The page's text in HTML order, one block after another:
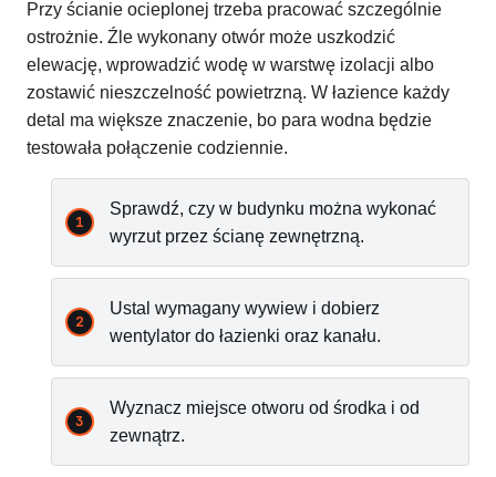
Przy ścianie ocieplonej trzeba pracować szczególnie
ostrożnie. Źle wykonany otwór może uszkodzić
elewację, wprowadzić wodę w warstwę izolacji albo
zostawić nieszczelność powietrzną. W łazience każdy
detal ma większe znaczenie, bo para wodna będzie
testowała połączenie codziennie.
Sprawdź, czy w budynku można wykonać
wyrzut przez ścianę zewnętrzną.
Ustal wymagany wywiew i dobierz
wentylator do łazienki oraz kanału.
Wyznacz miejsce otworu od środka i od
zewnątrz.